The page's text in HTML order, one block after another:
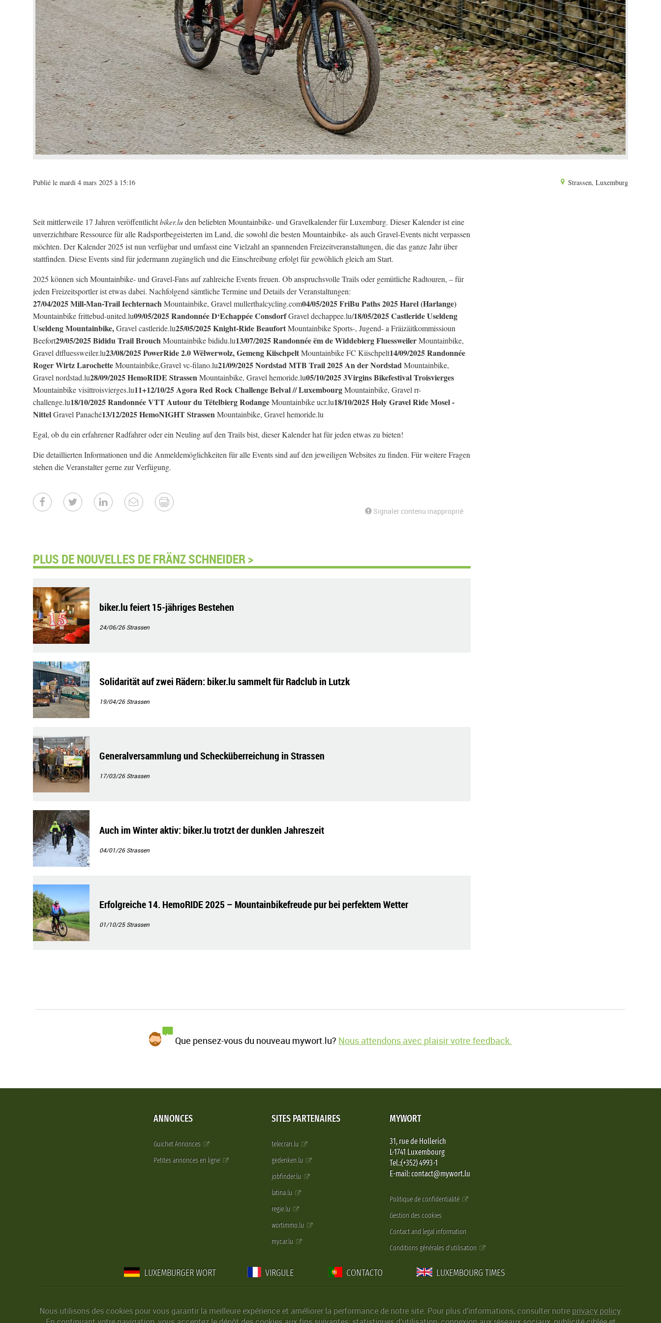
Publié le mardi 4 mars 2025 à 15:16 Strassen, Luxemburg
Seit mittlerweile 17 Jahren veröffentlichtbiker.luden beliebten Mountainbike- und Gravelkalender für Luxemburg. Dieser Kalender ist eine
unverzichtbare Ressource für alle Radsportbegeisterten im Land, die sowohl die besten Mountainbike- als auch Gravel-Events nicht verpassen
möchten. Der Kalender 2025 ist nun verfügbar und umfasst eine Vielzahl an spannenden Freizeitveranstaltungen, die das ganze Jahr über
stattfinden. Diese Events sind für jedermann zugänglich und die Einschreibung erfolgt für gewöhlich gleich am Start.
2025 können sich Mountainbike- und Gravel-Fans auf zahlreiche Events freuen. Ob anspruchsvolle Trails oder gemütliche Radtouren, – für
jeden Freizeitsportler ist etwas dabei. Nachfolgend sämtliche Termine und Details der Veranstaltungen:
27/04/2025 Mill-Man-Trail IechternachMountainbike, Gravel mullerthalcycling.com04/05/2025 FriBu Paths 2025 Harel (Harlange)
Mountainbike frittebud-united.lu09/05/2025 Randonnée D‘Echappée ConsdorfGravel dechappee.lu/18/05/2025 Castleride Useldeng
Useldeng Mountainbike,Gravel castleride.lu25/05/2025 Knight-Ride BeaufortMountainbike Sports-, Jugend- a Fräizäitkommissioun
Beefort29/05/2025 Bididu Trail BrouchMountainbike bididu.lu13/07/2025 Randonnée ëm de Widdebierg FluessweilerMountainbike,
Gravel dtfluessweiler.lu23/08/2025 PowerRide 2.0 Wëlwerwolz, Gemeng KiischpeltMountainbike FC Kiischpelt14/09/2025 Randonnée
Roger Wirtz LarochetteMountainbike,Gravel vc-filano.lu21/09/2025 Nordstad MTB Trail 2025 An der NordstadMountainbike,
Gravel nordstad.lu28/09/2025 HemoRIDE StrassenMountainbike, Gravel hemoride.lu05/10/2025 3Virgins Bikefestival Troisvierges
Mountainbike visittroisvierges.lu11+12/10/25 Agora Red Rock Challenge Belval // LuxembourgMountainbike, Gravel rr-
challenge.lu18/10/2025 Randonnée VTT Autour du Tëtelbierg RodangeMountainbike ucr.lu18/10/2025 Holy Gravel Ride Mosel -
NittelGravel Panaché13/12/2025 HemoNIGHT StrassenMountainbike, Gravel hemoride.lu
Egal, ob du ein erfahrener Radfahrer oder ein Neuling auf den Trails bist, dieser Kalender hat für jeden etwas zu bieten!
Die detaillierten Informationen und die Anmeldemöglichkeiten für alle Events sind auf den jeweiligen Websites zu finden. Für weitere Fragen
stehen die Veranstalter gerne zur Verfügung.
Signaler contenu inapproprié
PLUS DE NOUVELLES DE FRÄNZ SCHNEIDER >
biker.lu feiert 15-jähriges Bestehen
24/06/26Strassen
Solidarität auf zwei Rädern: biker.lu sammelt für Radclub in Lutzk
19/04/26Strassen
Generalversammlung und Schecküberreichung in Strassen
17/03/26Strassen
Auch im Winter aktiv: biker.lu trotzt der dunklen Jahreszeit
04/01/26Strassen
Erfolgreiche 14. HemoRIDE 2025 – Mountainbikefreude pur bei perfektem Wetter
01/10/25Strassen
Que pensez-vous du nouveau mywort.lu? Nous attendons avec plaisir votre feedback.
ANNONCES
Guichet Annonces
Petites annonces en ligne
SITES PARTENAIRES
telecran.lu
gedenken.lu
jobfinder.lu
latina.lu
regie.lu
wortimmo.lu
mycar.lu
MYWORT
31, rue de Hollerich
L-1741 Luxembourg
Tel.:(+352) 4993-1
E-mail: contact@mywort.lu
Politique de confidentialité
Gestion des cookies
Contact and legal information
Conditions générales d'utilisation
LUXEMBURGER WORT VIRGULE CONTACTO LUXEMBOURG TIMES
Nous utilisons des cookies pour vous garantir la meilleure expérience et améliorer la performance de notre site. Pour plus d’informations, consulter notreprivacy policy.